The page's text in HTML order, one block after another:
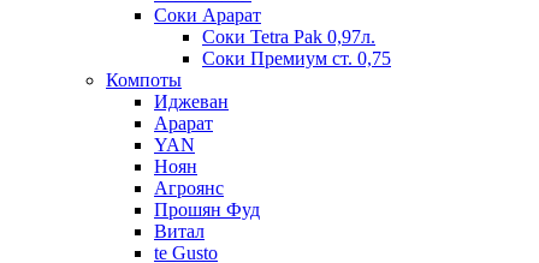
Соки Арарат
Соки Tetra Pak 0,97л.
Соки Премиум ст. 0,75
Компоты
Иджеван
Арарат
YAN
Ноян
Агроянс
Прошян Фуд
Витал
te Gusto